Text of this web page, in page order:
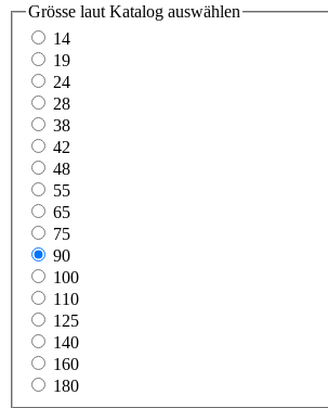
Grösse laut Katalog auswählen
14
19
24
28
38
42
48
55
65
75
90
100
110
125
140
160
180